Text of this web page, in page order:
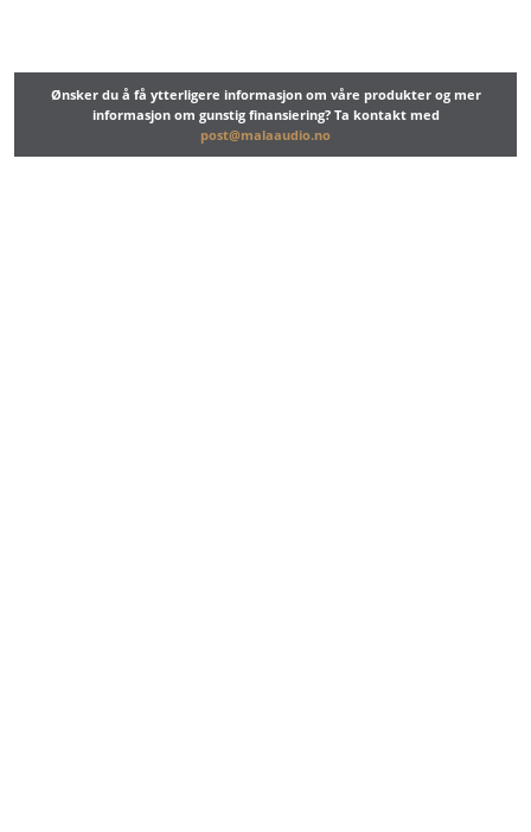
Ønsker du å få ytterligere informasjon om våre produkter og mer
informasjon om gunstig finansiering? Ta kontakt med
post@malaaudio.no